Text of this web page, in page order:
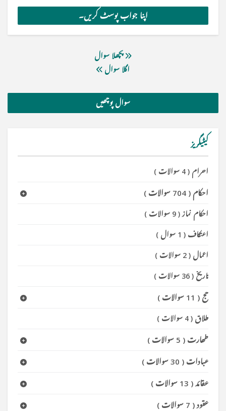
پچھلا سوال
اگلا سوال
سوال پوچھیں
کیٹیگریز
احرام ( 4 سوالات )
احکام ( 704 سوالات )
احکام نماز( 9 سوالات )
اعتکاف ( 1 سوال )
اعمال ( 2 سوالات )
تاریخ ( 36 سوالات )
حج ( 11 سوالات )
طلاق ( 4 سوالات )
طھارت ( 5 سوالات )
عبادات ( 30 سوالات )
عقائد( 13 سوالات )
عقود ( 7 سوالات )